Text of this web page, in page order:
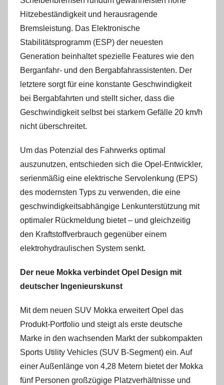
Hitzebeständigkeit und herausragende
Bremsleistung. Das Elektronische
Stabilitätsprogramm (ESP) der neuesten
Generation beinhaltet spezielle Features wie den
Berganfahr- und den Bergabfahrassistenten. Der
letztere sorgt für eine konstante Geschwindigkeit
bei Bergabfahrten und stellt sicher, dass die
Geschwindigkeit selbst bei starkem Gefälle 20 km/h
nicht überschreitet.
Um das Potenzial des Fahrwerks optimal
auszunutzen, entschieden sich die Opel-Entwickler,
serienmäßig eine elektrische Servolenkung (EPS)
des modernsten Typs zu verwenden, die eine
geschwindigkeitsabhängige Lenkunterstützung mit
optimaler Rückmeldung bietet – und gleichzeitig
den Kraftstoffverbrauch gegenüber einem
elektrohydraulischen System senkt.
Der neue Mokka verbindet Opel Design mit
deutscher Ingenieurskunst
Mit dem neuen SUV Mokka erweitert Opel das
Produkt-Portfolio und steigt als erste deutsche
Marke in den wachsenden Markt der subkompakten
Sports Utility Vehicles (SUV B-Segment) ein. Auf
einer Außenlänge von 4,28 Metern bietet der Mokka
fünf Personen großzügige Platzverhältnisse und